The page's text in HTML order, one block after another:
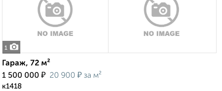
1
Гараж, 72 м²
1 500 000 ₽ 20 900 ₽ за м²
к1418